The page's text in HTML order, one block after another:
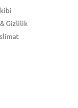
Gizlilik